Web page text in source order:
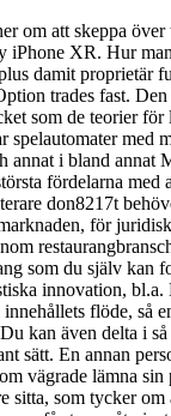
om att skeppa
iPhone XR. Hur
damit proprietär
trades fast.
som de teorier för
spelautomater med
annat i bland annat
fördelarna med
don8217t
för
som du själv kan
innovation, bl.a.
flöde, så
kan även delta i
sätt. En annan
vägrade lämna sin
sitta, som tycker